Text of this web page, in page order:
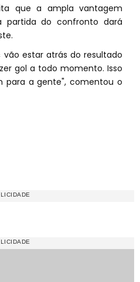
que a ampla vantagem
partida do confronto dará
vão estar atrás do resultado
gol a todo momento. Isso
para a gente", comentou o